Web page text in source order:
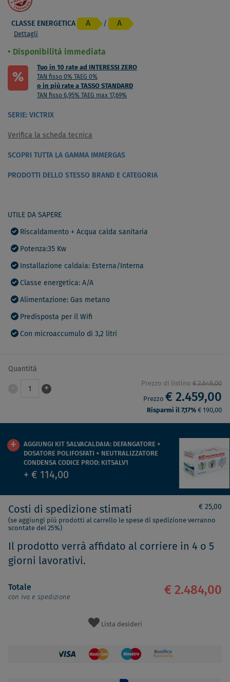
CLASSE ENERGETICA A / A
Dettagli
Disponibilità immediata
%
Tuo in 10 rate ad INTERESSI ZERO
TAN fisso 0% TAEG 0%
o in più rate a TASSO STANDARD
TAN fisso 6,95% TAEG max 17,69%
SERIE: VICTRIX
Verifica la scheda tecnica
SCOPRI TUTTA LA GAMMA IMMERGAS
PRODOTTI DELLO STESSO BRAND E CATEGORIA
UTILE DA SAPERE
Riscaldamento + Acqua calda sanitaria
Potenza:35 Kw
Installazione caldaia: Esterna/Interna
Classe energetica: A/A
Alimentazione: Gas metano
Predisposta per il Wifi
Con microaccumulo di 3,2 litri
Quantità
1 +
Prezzo di listino € 2.649,00
Prezzo € 2.459,00
Risparmi il 7,17% € 190,00
AGGIUNGI KIT SALVACALDAIA: DEFANGATORE +
DOSATORE POLIFOSFATI + NEUTRALIZZATORE
CONDENSA CODICE PROD: KITSALV1
+ € 114,00
Costi di spedizione stimati € 25,00
(se aggiungi più prodotti al carrello le spese di spedizione verranno
scontate del 25%)
Il prodotto verrà affidato al corriere in 4 o 5
giorni lavorativi.
Totale
con Iva e spedizione
€ 2.484,00
Lista desideri